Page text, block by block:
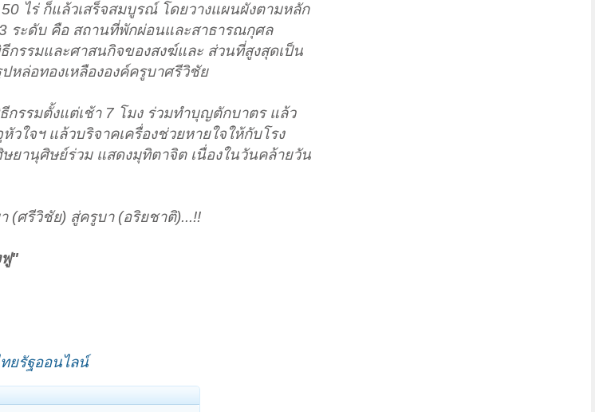
ไร่ ก็แล้วเสร็จสมบูรณ์ โดยวางแผนผังตามหลัก
ระดับ คือ สถานที่พักผ่อนและสาธารณกุศล
รรมและศาสนกิจของสงฆ์และ ส่วนที่สูงสุดเป็น
หล่อทองเหลืององค์ครูบาศรีวิชัย
กรรมตั้งแต่เช้า 7 โมง ร่วมทำบุญตักบาตร แล้ว
ใจฯ แล้วบริจาคเครื่องช่วยหายใจให้กับโรง
ยานุศิษย์ร่วม แสดงมุทิตาจิต เนื่องในวันคล้ายวัน
(ศรีวิชัย) สู่ครูบา (อริยชาติ)...!!
ฟู"
ยรัฐออนไลน์